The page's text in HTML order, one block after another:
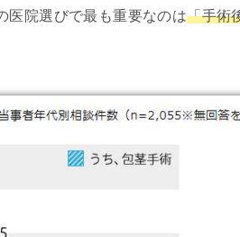
医院選びで最も重要なのは「手術